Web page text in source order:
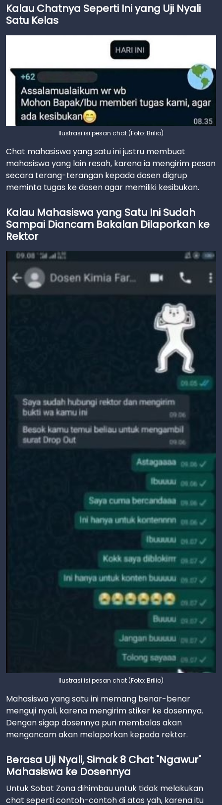
Kalau Chatnya Seperti Ini yang Uji Nyali
Satu Kelas
Ilustrasi isi pesan chat (Foto: Brilio)
Chat mahasiswa yang satu ini justru membuat
mahasiswa yang lain resah, karena ia mengirim pesan
secara terang-terangan kepada dosen digrup
meminta tugas ke dosen agar memiliki kesibukan.
Kalau Mahasiswa yang Satu Ini Sudah
Sampai Diancam Bakalan Dilaporkan ke
Rektor
Ilustrasi isi pesan chat (Foto: Brilio)
Mahasiswa yang satu ini memang benar-benar
menguji nyali, karena mengirim stiker ke dosennya.
Dengan sigap dosennya pun membalas akan
mengancam akan melaporkan kepada rektor.
Berasa Uji Nyali, Simak 8 Chat "Ngawur"
Mahasiswa ke Dosennya
Untuk Sobat Zona dihimbau untuk tidak melakukan
chat seperti contoh-contoh di atas yah, karena itu